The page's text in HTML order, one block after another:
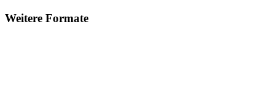
Weitere Formate